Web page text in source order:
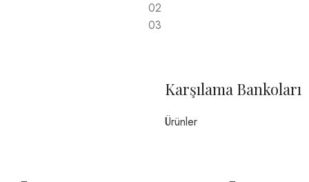
02
03
Karşılama Bankoları
Ürünler